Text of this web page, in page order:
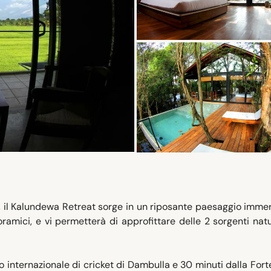
Kalundewa Retreat sorge in un riposante paesaggio
e vi permetterà di approfittare delle 2 sorgenti
internazionale di cricket di Dambulla e 30 minuti dalla